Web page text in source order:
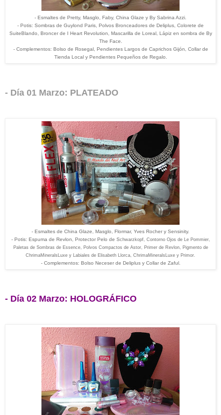
- Esmaltes de Pretty, Masglo, Faby, China Glaze y By Sabrina Azzi.
- Potis: Sombras de Guylond Paris, Polvos Bronceadores de Deliplus, Colorete de
SuiteBlando, Broncer de I Heart Revolution, Mascarilla de Loreal, Lápiz en sombra de By
The Face.
- Complementos: Bolso de Rosegal, Pendientes Largos de Caprichos Gijón, Collar de
Tienda Local y Pendientes Pequeños de Regalo.
- Día 01 Marzo: PLATEADO
- Esmaltes de China Glaze, Masglo, Flormar, Yves Rocher y Sensinity.
- Potis: Espuma de Revlon, Protector Pelo de Schwarzkopf, Contorno Ojos de Le Pommier,
Paletas de Sombras de Essence, Polvos Compactos de Astor, Primer de Revlon, Pigmento de
ChrimaMineralsLuxe y Labiales de Elisabeth Llorca, ChrimaMineralsLuxe y Primor.
- Complementos: Bolso Neceser de Deliplus y Collar de Zaful.
- Día 02 Marzo: HOLOGRÁFICO